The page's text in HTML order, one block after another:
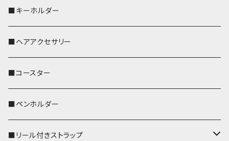
歌うオカメちゃん
おかめ３兄弟
セキセイインコ
文鳥
鹿
ペンギン
■キーホルダー
■ヘアアクセサリー
■コースター
■ペンホルダー
■リール付きストラップ